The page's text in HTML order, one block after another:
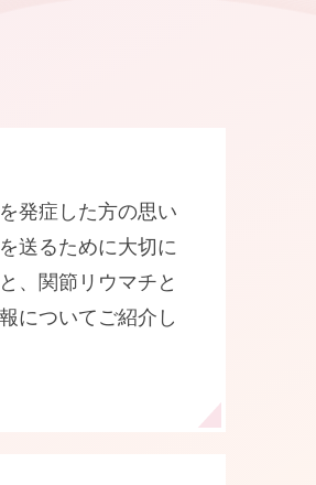
発症した方の思い
送るために大切に
、関節リウマチと
についてご紹介し